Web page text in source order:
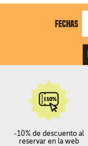
FECHAS
-10% de descuento al
reservar en la web